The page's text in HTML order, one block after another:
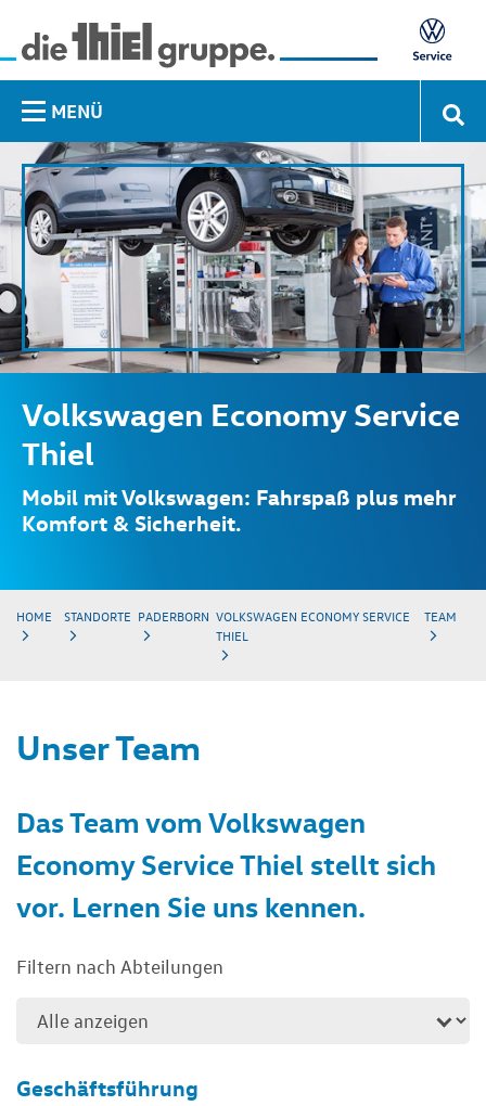
MENÜ
Volkswagen Economy Service
Thiel
Mobil mit Volkswagen: Fahrspaß plus mehr
Komfort & Sicherheit.
HOME STANDORTE PADERBORN VOLKSWAGEN ECONOMY SERVICE
THIEL
TEAM
Unser Team
Das Team vom Volkswagen
Economy Service Thiel stellt sich
vor. Lernen Sie uns kennen.
Filtern nach Abteilungen
Geschäftsführung